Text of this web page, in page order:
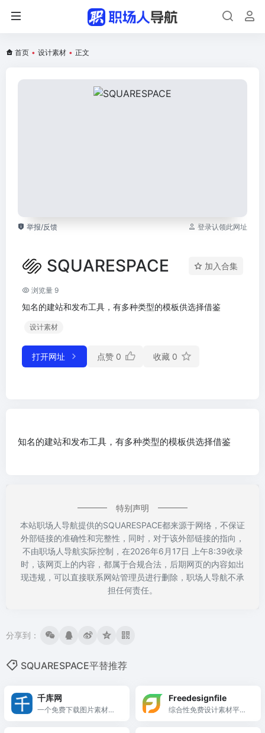
首页 • 设计素材 • 正文
举报/反馈 登录认领此网址
SQUARESPACE 加入合集
浏览量 9
知名的建站和发布工具，有多种类型的模板供选择借鉴
设计素材
打开网址 点赞 0 收藏 0
知名的建站和发布工具，有多种类型的模板供选择借鉴
特别声明
本站职场人导航提供的SQUARESPACE都来源于网络，不保证
外部链接的准确性和完整性，同时，对于该外部链接的指向，
不由职场人导航实际控制，在2026年6月17日 上午8:39收录
时，该网页上的内容，都属于合规合法，后期网页的内容如出
现违规，可以直接联系网站管理员进行删除，职场人导航不承
担任何责任。
分享到：
SQUARESPACE平替推荐
千库网
一个免费下载图片素材的
Freedesignfile
综合性免费设计素材平